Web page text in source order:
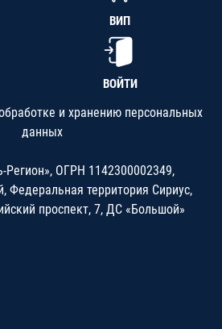
ВИП
ВОЙТИ
и хранению персональных
данных
ОГРН 1142300002349,
Федеральная территория Сириус,
проспект, 7, ДС «Большой»